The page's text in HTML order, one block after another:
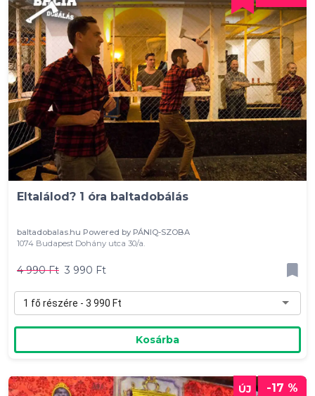
Eltalálod? 1 óra baltadobálás
baltadobalas.hu Powered by PÁNIQ-SZOBA
1074 Budapest Dohány utca 30/a.
4 990 Ft 3 990 Ft
1 fő részére - 3 990 Ft
Kosárba
-17 %